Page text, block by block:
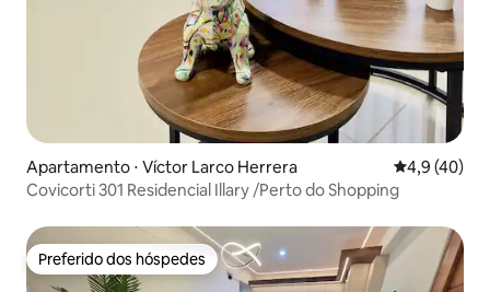
Apartamento ⋅ Víctor Larco Herrera 4,9 de uma
4,9 (40)
Covicorti 301 Residencial Illary /Perto do Shopping
Preferido dos hóspedes
Preferido dos hóspedes